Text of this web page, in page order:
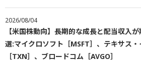
2026/08/04
【米国株動向】長期的な成長と配当収入
選:マイクロソフト［MSFT］、テキサス
［TXN］、ブロードコム［AVGO］